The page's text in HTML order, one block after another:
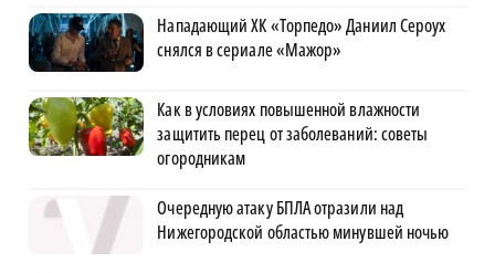
Нападающий ХК «Торпедо» Даниил Сероух
снялся в сериале «Мажор»
Как в условиях повышенной влажности
защитить перец от заболеваний: советы
огородникам
Очередную атаку БПЛА отразили над
Нижегородской областью минувшей ночью